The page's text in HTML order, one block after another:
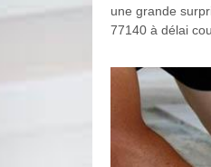
une grande
77140 à délai